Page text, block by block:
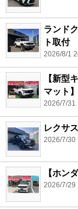
ランド
ト取付
2026/8/1
【新型
マット
2026/7/31
レクサ
2026/7/30
【ホン
2026/7/29